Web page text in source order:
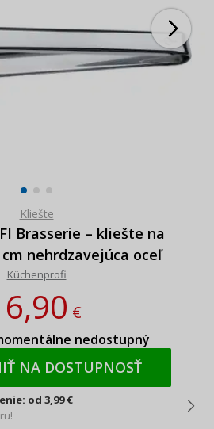
Kliešte
Brasserie – kliešte na
nehrdzavejúca oceľ
Küchenprofi
€
nedostupný
NA DOSTUPNOSŤ
od 3,99 €